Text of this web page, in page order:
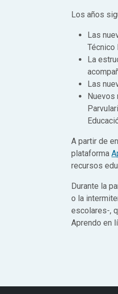
Los años
Las
Técnico
La
Las
A partir de
plataforma
recursos
Durante la
o la
escolares-,
Aprendo en